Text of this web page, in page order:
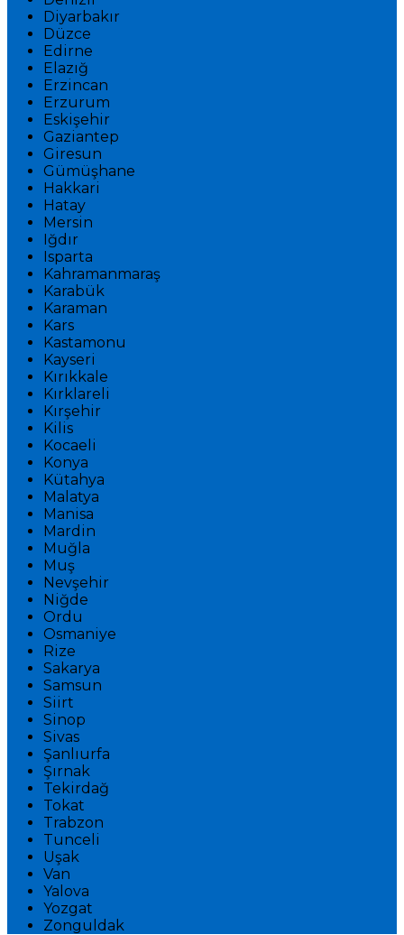
Diyarbakır
Düzce
Edirne
Elazığ
Erzincan
Erzurum
Eskişehir
Gaziantep
Giresun
Gümüşhane
Hakkari
Hatay
Mersin
Iğdır
Isparta
Kahramanmaraş
Karabük
Karaman
Kars
Kastamonu
Kayseri
Kırıkkale
Kırklareli
Kırşehir
Kilis
Kocaeli
Konya
Kütahya
Malatya
Manisa
Mardin
Muğla
Muş
Nevşehir
Niğde
Ordu
Osmaniye
Rize
Sakarya
Samsun
Siirt
Sinop
Sivas
Şanlıurfa
Şırnak
Tekirdağ
Tokat
Trabzon
Tunceli
Uşak
Van
Yalova
Yozgat
Zonguldak